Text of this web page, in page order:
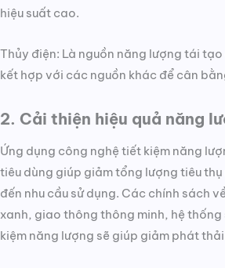
hiệu suất cao.
Thủy điện: Là nguồn năng lượng tái
kết hợp với các nguồn khác để cân
2. Cải thiện hiệu quả năng
Ứng dụng công nghệ tiết kiệm năng
tiêu dùng giúp giảm tổng lượng tiêu
đến nhu cầu sử dụng. Các chính sách
xanh, giao thông thông minh, hệ
kiệm năng lượng sẽ giúp giảm phát